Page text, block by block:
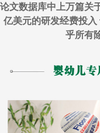
论文数据库中上万篇关
亿美元的研发经费投
乎所有